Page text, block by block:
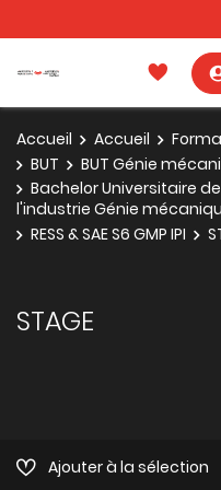
Accueil Accueil
BUT
BUT Génie
Bachelor Universitaire
l'industrie Génie
RESS & SAE S6 GMP IPI
STAGE
Ajouter à la sélection